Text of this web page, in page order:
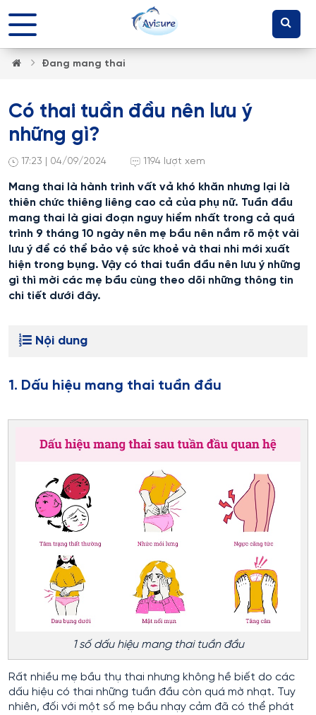
Đang mang thai
Có thai tuần đầu nên lưu ý
những gì?
17:23 | 04/09/2024 1194 lượt xem
Mang thai là hành trình vất vả khó khăn nhưng lại là
thiên chức thiêng liêng cao cả của phụ nữ. Tuần đầu
mang thai là giai đoạn nguy hiểm nhất trong cả quá
trình 9 tháng 10 ngày nên mẹ bầu nên nắm rõ một vài
lưu ý để có thể bảo vệ sức khoẻ và thai nhi mới xuất
hiện trong bụng. Vậy có thai tuần đầu nên lưu ý những
gì thì mời các mẹ bầu cùng theo dõi những thông tin
chi tiết dưới đây.
Nội dung
1. Dấu hiệu mang thai tuần đầu
1 số dấu hiệu mang thai tuần đầu
Rất nhiều mẹ bầu thụ thai nhưng không hề biết do các
dấu hiệu có thai những tuần đầu còn quá mờ nhạt. Tuy
nhiên, đối với một số mẹ bầu nhạy cảm đã có thể phát